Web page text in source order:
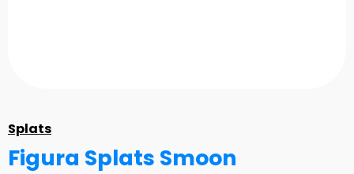
Splats
Figura Splats Smoon